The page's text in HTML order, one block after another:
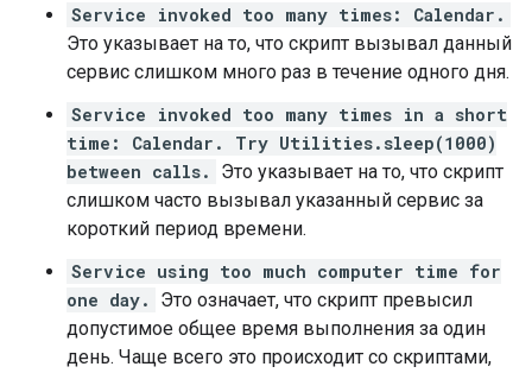
Service invoked too many times: Calendar.
Это указывает на то, что скрипт вызывал данный
сервис слишком много раз в течение одного дня.
Service invoked too many times in a short
time: Calendar. Try Utilities.sleep(1000)
between calls.
Это указывает на то, что скрипт
слишком часто вызывал указанный сервис за
короткий период времени.
Service using too much computer time for
one day.
Это означает, что скрипт превысил
допустимое общее время выполнения за один
день. Чаще всего это происходит со скриптами,